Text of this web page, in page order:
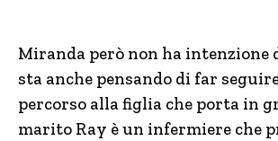
Miranda però non ha intenzione
sta anche pensando di far
percorso alla figlia che porta in
marito Ray è un infermiere che